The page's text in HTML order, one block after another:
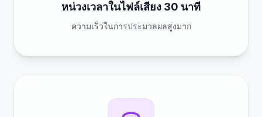
หน่วงเวลาในไฟล์เสียง 30 นาที
ความเร็วในการประมวลผลสูงมาก